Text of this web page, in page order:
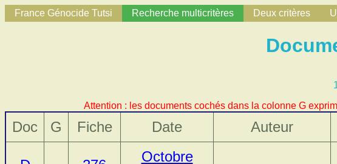
France Génocide Tutsi Recherche multicritères Deux critères
Attention : les documents cochés dans la colonne G
Doc G Fiche Date Auteur
Octobre